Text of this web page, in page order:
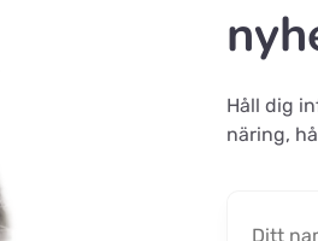
Håll dig
näring,